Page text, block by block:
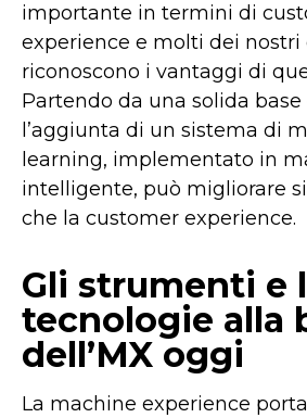
importante in termini di
experience e molti dei nostri
riconoscono i vantaggi di
Partendo da una solida base
l’aggiunta di un sistema di
learning, implementato in
intelligente, può migliorare
che la customer experience.
Gli strumenti e
tecnologie alla
dell’MX oggi
La machine experience